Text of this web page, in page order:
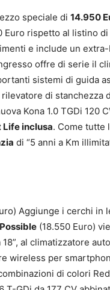
speciale di 14.950
rispetto al listino
e include un
offre di serie il
sistemi di guida
di stanchezza
Kona 1.0 TGDi 120
Life inclusa. Come tutte
di “5 anni a Km
Aggiunge i cerchi in
(18.550 Euro)
al climatizzatore
wireless per
di colori Red